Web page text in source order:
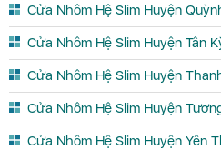
Cửa Nhôm Hệ Slim Huyện
Cửa Nhôm Hệ Slim Huyện Tân
Cửa Nhôm Hệ Slim Huyện
Cửa Nhôm Hệ Slim Huyện
Cửa Nhôm Hệ Slim Huyện Yên